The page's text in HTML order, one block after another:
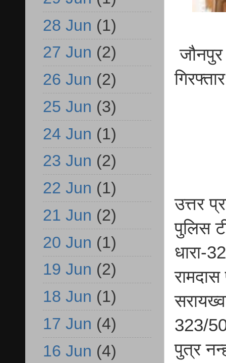
जौनपुर
गिरफ्तार
उत्तर
पुलिस
धारा-
323/
पुत्र
28 Jun (1)
27 Jun (2)
26 Jun (2)
25 Jun (3)
24 Jun (1)
23 Jun (2)
22 Jun (1)
21 Jun (2)
20 Jun (1)
19 Jun (2)
18 Jun (1)
17 Jun (4)
16 Jun (4)